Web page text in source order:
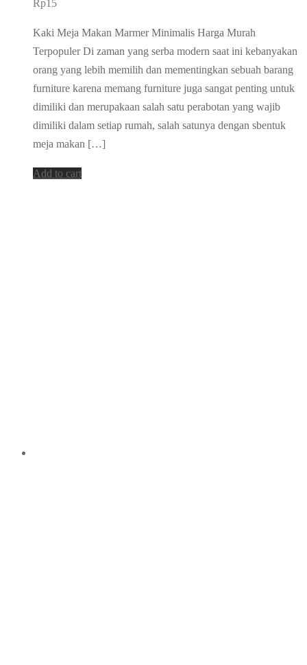
Rp15
Kaki Meja Makan Marmer Minimalis Harga Murah
Terpopuler Di zaman yang serba modern saat ini kebanyakan
orang yang lebih memilih dan mementingkan sebuah barang
furniture karena memang furniture juga sangat penting untuk
dimiliki dan merupakaan salah satu perabotan yang wajib
dimiliki dalam setiap rumah, salah satunya dengan sbentuk
meja makan […]
Add to cart